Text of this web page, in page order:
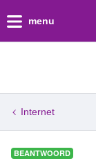
menu
Internet
BEANTWOORD